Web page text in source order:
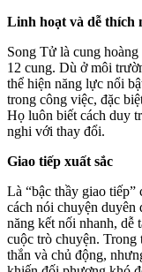
Linh hoạt và dễ thích
Song Tử là cung
12 cung. Dù ở môi
thể hiện năng lực nổi
trong công việc, đặc
Họ luôn biết cách duy
nghi với thay đổi.
Giao tiếp xuất sắc
Là “bậc thầy giao
cách nói chuyện duyên
năng kết nối nhanh, dễ
cuộc trò chuyện.
thắn và chủ động,